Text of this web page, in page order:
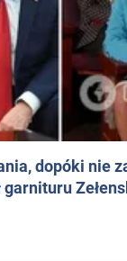
dopóki nie